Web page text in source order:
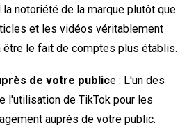
notoriété de la marque plutôt que
et les vidéos véritablement
être le fait de comptes plus établis.
de votre publice : L'un des
l'utilisation de TikTok pour les
auprès de votre public.